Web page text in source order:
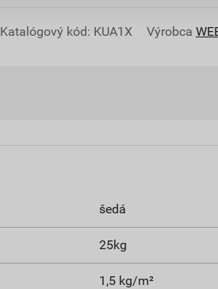
Katalógový kód: KUA1X Výrobca
šedá
25kg
1,5 kg/m²